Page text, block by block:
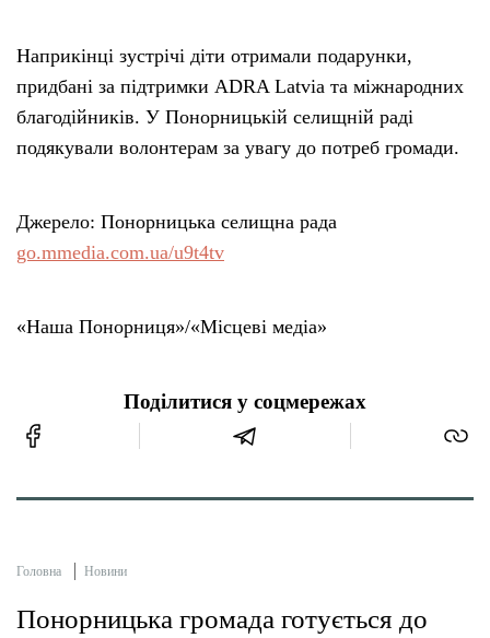
Наприкінці зустрічі діти отримали подарунки,
придбані за підтримки ADRA Latvia та міжнародних
благодійників. У Понорницькій селищній раді
подякували волонтерам за увагу до потреб громади.
Джерело: Понорницька селищна рада
go.mmedia.com.ua/u9t4tv
«Наша Понорниця»/«Місцеві медіа»
Поділитися у соцмережах
Головна Новини
Понорницька громада готується до